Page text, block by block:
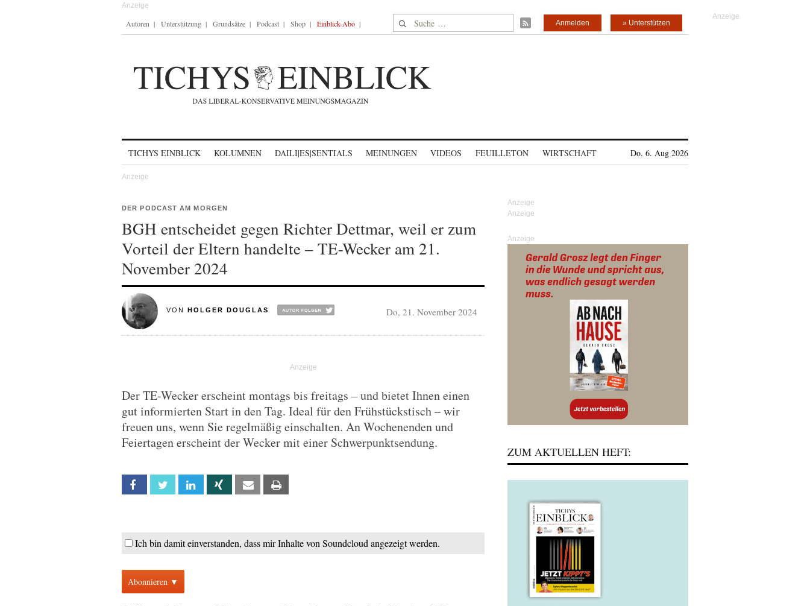
Autoren Unterstützung Grundsätze Podcast Shop Einblick-Abo Suche nach: » Unterstützen
Anmelden
TICHYS EINBLICK KOLUMNEN DAILI|ES|SENTIALS MEINUNGEN VIDEOS FEUILLETON WIRTSCHAFT Do, 6. Aug 2026
DER PODCAST AM MORGEN
BGH entscheidet gegen Richter Dettmar, weil er zum
Vorteil der Eltern handelte – TE-Wecker am 21.
November 2024
VON HOLGER DOUGLAS Do, 21. November 2024
Der TE-Wecker erscheint montags bis freitags – und bietet Ihnen einen
gut informierten Start in den Tag. Ideal für den Frühstückstisch – wir
freuen uns, wenn Sie regelmäßig einschalten. An Wochenenden und
Feiertagen erscheint der Wecker mit einer Schwerpunktsendung.
Facebook Twitter Linkedin Xing Email
Ich bin damit einverstanden, dass mir Inhalte von Soundcloud angezeigt werden.
Abonnieren ▼
Anzeige
ZUM AKTUELLEN HEFT: